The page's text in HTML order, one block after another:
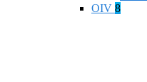
OIV 8